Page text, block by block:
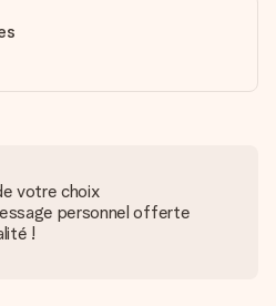
votre choix
personnel offerte
!